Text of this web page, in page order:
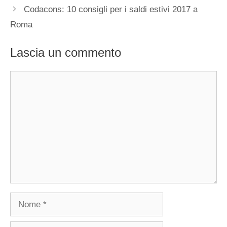
Codacons: 10 consigli per i saldi estivi 2017 a
Roma
Lascia un commento